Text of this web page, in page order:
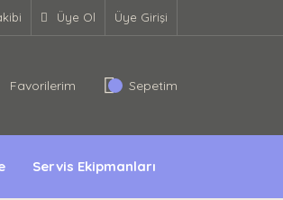
Üye Ol Üye Girişi
Favorilerim Sepetim
Servis Ekipmanları